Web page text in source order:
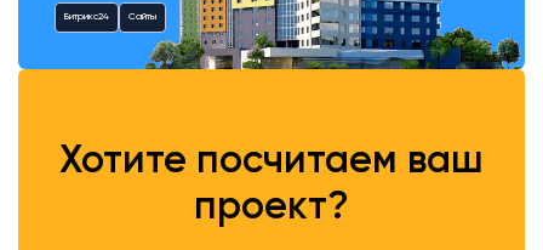
Битрикс24 Сайты
Хотите посчитаем ваш
проект?